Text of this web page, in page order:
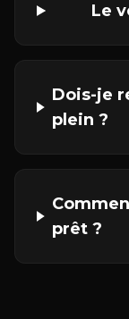
Le
Dois-je
plein ?
prêt ?